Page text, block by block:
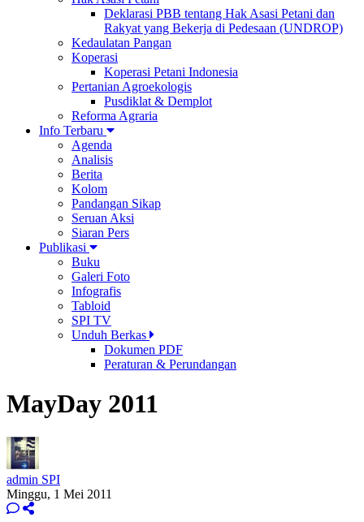
Deklarasi PBB tentang Hak Asasi Petani dan
Rakyat yang Bekerja di Pedesaan (UNDROP)
Kedaulatan Pangan
Koperasi
Koperasi Petani Indonesia
Pertanian Agroekologis
Pusdiklat & Demplot
Reforma Agraria
Info Terbaru
Agenda
Analisis
Berita
Kolom
Pandangan Sikap
Seruan Aksi
Siaran Pers
Publikasi
Buku
Galeri Foto
Infografis
Tabloid
SPI TV
Unduh Berkas
Dokumen PDF
Peraturan & Perundangan
MayDay 2011
admin SPI
Minggu, 1 Mei 2011